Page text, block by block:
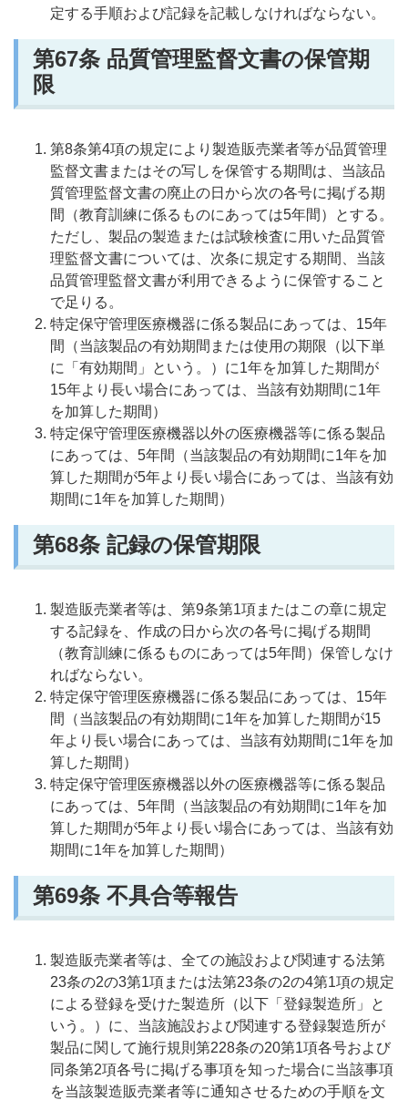
定する手順および記録を記載しなければならない。
第67条 品質管理監督文書の保管期
限
第8条第4項の規定により製造販売業者等が品質管理
監督文書またはその写しを保管する期間は、当該品
質管理監督文書の廃止の日から次の各号に掲げる期
間（教育訓練に係るものにあっては5年間）とする。
ただし、製品の製造または試験検査に用いた品質管
理監督文書については、次条に規定する期間、当該
品質管理監督文書が利用できるように保管すること
で足りる。
特定保守管理医療機器に係る製品にあっては、15年
間（当該製品の有効期間または使用の期限（以下単
に「有効期間」という。）に1年を加算した期間が
15年より長い場合にあっては、当該有効期間に1年
を加算した期間）
特定保守管理医療機器以外の医療機器等に係る製品
にあっては、5年間（当該製品の有効期間に1年を加
算した期間が5年より長い場合にあっては、当該有効
期間に1年を加算した期間）
第68条 記録の保管期限
製造販売業者等は、第9条第1項またはこの章に規定
する記録を、作成の日から次の各号に掲げる期間
（教育訓練に係るものにあっては5年間）保管しなけ
ればならない。
特定保守管理医療機器に係る製品にあっては、15年
間（当該製品の有効期間に1年を加算した期間が15
年より長い場合にあっては、当該有効期間に1年を加
算した期間）
特定保守管理医療機器以外の医療機器等に係る製品
にあっては、5年間（当該製品の有効期間に1年を加
算した期間が5年より長い場合にあっては、当該有効
期間に1年を加算した期間）
第69条 不具合等報告
製造販売業者等は、全ての施設および関連する法第
23条の2の3第1項または法第23条の2の4第1項の規定
による登録を受けた製造所（以下「登録製造所」と
いう。）に、当該施設および関連する登録製造所が
製品に関して施行規則第228条の20第1項各号および
同条第2項各号に掲げる事項を知った場合に当該事項
を当該製造販売業者等に通知させるための手順を文